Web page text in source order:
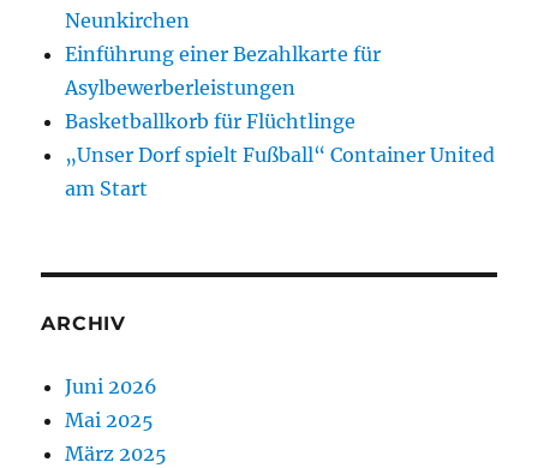
Neunkirchen
Einführung einer Bezahlkarte für
Asylbewerberleistungen
Basketballkorb für Flüchtlinge
„Unser Dorf spielt Fußball“ Container United
am Start
ARCHIV
Juni 2026
Mai 2025
März 2025